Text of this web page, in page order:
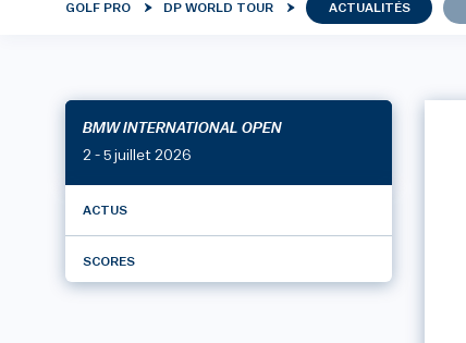
GOLF PRO DP WORLD TOUR ACTUALITÉS
BMW INTERNATIONAL OPEN
2 - 5 juillet 2026
ACTUS
SCORES